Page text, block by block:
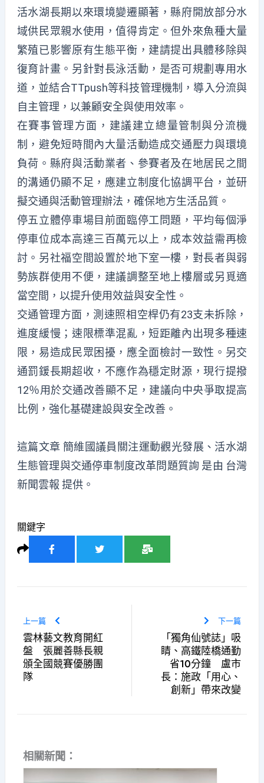
活水湖長期以來環境變遷顯著，縣府開放部分水
域供民眾親水使用，值得肯定。但外來魚種大量
繁殖已影響原有生態平衡，建請提出具體移除與
復育計畫。另針對長泳活動，是否可規劃專用水
道，並結合TTpush等科技管理機制，導入分流與
自主管理，以兼顧安全與使用效率。
在賽事管理方面，建議建立總量管制與分流機
制，避免短時間內大量活動造成交通壓力與環境
負荷。縣府與活動業者、參賽者及在地居民之間
的溝通仍顯不足，應建立制度化協調平台，並研
擬交通與活動管理辦法，確保地方生活品質。
停五立體停車場目前面臨停工問題，平均每個淨
停車位成本高達三百萬元以上，成本效益需再檢
討。另社福空間設置於地下室一樓，對長者與弱
勢族群使用不便，建議調整至地上樓層或另覓適
當空間，以提升使用效益與安全性。
交通管理方面，測速照相空桿仍有23支未拆除，
進度緩慢；速限標準混亂，短距離內出現多種速
限，易造成民眾困擾，應全面檢討一致性。另交
通罰鍰長期超收，不應作為穩定財源，現行提撥
12％用於交通改善顯不足，建議向中央爭取提高
比例，強化基礎建設與安全改善。
這篇文章 簡維國議員關注運動觀光發展、活水湖
生態管理與交通停車制度改革問題質詢 是由 台灣
新聞雲報 提供。
關鍵字
上一篇
雲林藝文教育開紅
盤 張麗善縣長親
頒全國競賽優勝團
隊
下一篇
「獨角仙號誌」吸
睛、高鐵陸橋通勤
省10分鐘 盧市
長：施政「用心、
創新」帶來改變
相關新聞：